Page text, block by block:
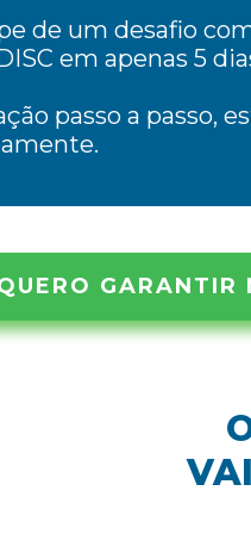
de um desafio
em apenas 5
passo a passo,
GARANTIR
VAI